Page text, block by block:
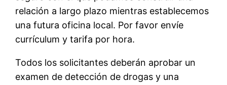
relación a largo plazo mientras establecemos
una futura oficina local. Por favor envíe
currículum y tarifa por hora.
Todos los solicitantes deberán aprobar un
examen de detección de drogas y una